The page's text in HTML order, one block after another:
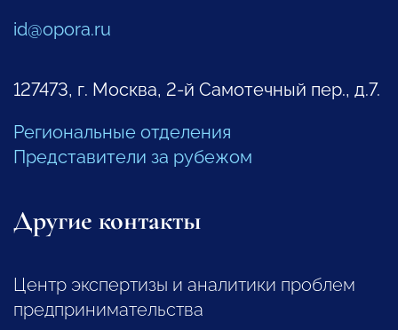
id@opora.ru
127473, г. Москва, 2-й Самотечный пер., д.7.
Региональные отделения
Представители за рубежом
Другие контакты
Центр экспертизы и аналитики проблем
предпринимательства